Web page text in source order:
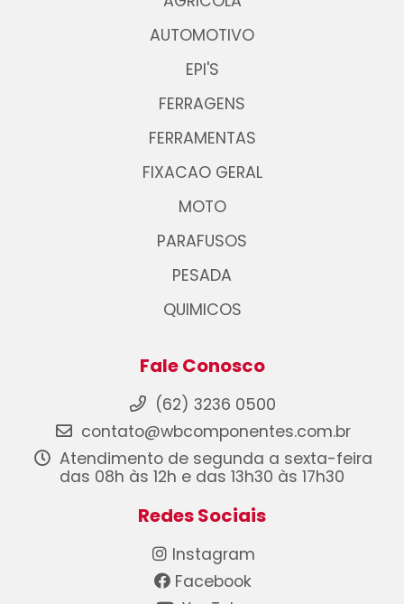
AUTOMOTIVO
EPI'S
FERRAGENS
FERRAMENTAS
FIXACAO GERAL
MOTO
PARAFUSOS
PESADA
QUIMICOS
Fale Conosco
(62) 3236 0500
contato@wbcomponentes.com.br
Atendimento de segunda a sexta-feira
das 08h às 12h e das 13h30 às 17h30
Redes Sociais
Instagram
Facebook